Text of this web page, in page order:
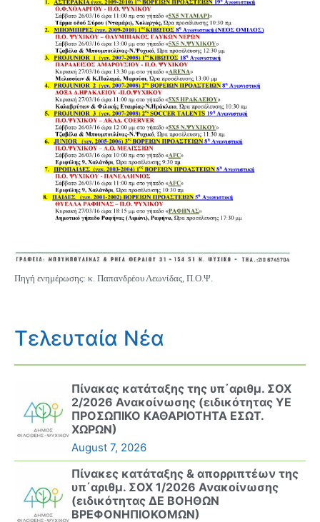
Πηγή ενημέρωσης: κ. Παπανδρέου Λεωνίδας, Π.Ο.Ψ.
Τελευταία Νέα
Πίνακας κατάταξης της υπ΄αριθμ. ΣΟΧ
2/2026 Ανακοίνωσης (ειδικότητας ΥΕ
ΠΡΟΣΩΠΙΚΟ ΚΑΘΑΡΙΟΤΗΤΑ ΕΣΩΤ.
ΧΩΡΩΝ)
August 7, 2026
Πίνακες κατάταξης & απορριπτέων της
υπ΄αριθμ. ΣΟΧ 1/2026 Ανακοίνωσης
(ειδικότητας ΔΕ ΒΟΗΘΩΝ
ΒΡΕΦΟΝΗΠΙΟΚΟΜΩΝ)